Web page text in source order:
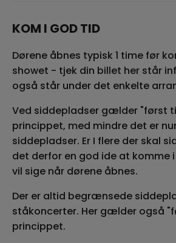
KOM I GOD TID
Dørene åbnes typisk 1 time før
showet - tjek din billet her står
også står under det enkelte
Ved siddepladser gælder "først
princippet, med mindre det er
siddepladser. Er I flere der skal
det derfor en god ide at komme
vil sige når dørene åbnes.
Der er altid begrænsede
ståkoncerter. Her gælder også
princippet.